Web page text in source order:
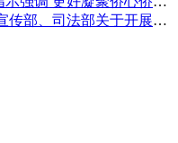
中共中央国务院转发 《中央宣传部、司法部关于开展法治宣传教育的第九个五年规划（二〇二六—二〇三〇年）》